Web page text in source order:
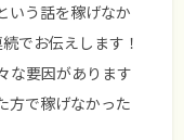
いう話を稼げなか
でお伝えします！
な要因があります
方で稼げなかった